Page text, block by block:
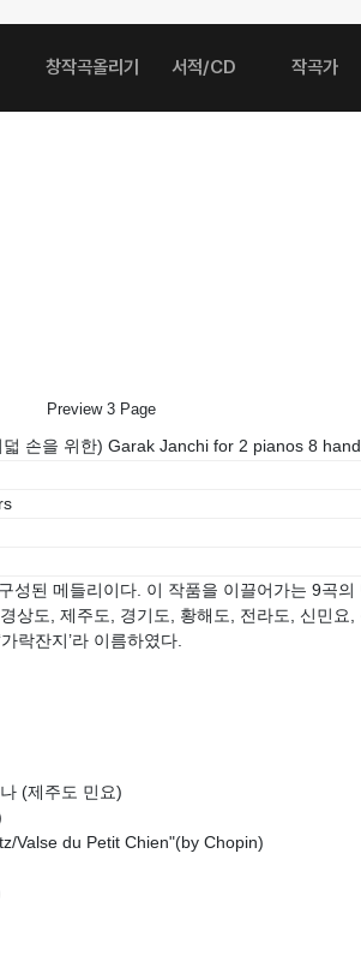
창작곡올리기 서적/CD 작곡가
Preview 3Page
손을 위한) Garak Janchi for 2 pianos 8
성된 메들리이다. 이 작품을 이끌어가는 9곡의
상도, 제주도, 경기도, 황해도, 전라도, 신민요
락잔지’라 이름하였다.
(제주도 민요)
Valse du Petit Chien"(by Chopin)